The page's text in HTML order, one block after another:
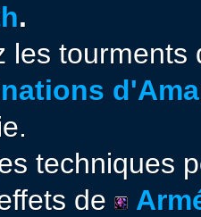
.
les
techniques
de